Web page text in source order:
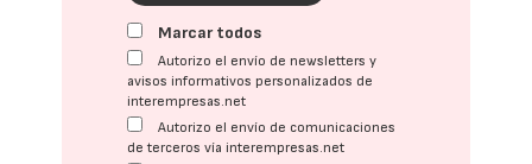
Marcar todos
Autorizo el envío de newsletters y
avisos informativos personalizados de
interempresas.net
Autorizo el envío de comunicaciones
de terceros vía interempresas.net